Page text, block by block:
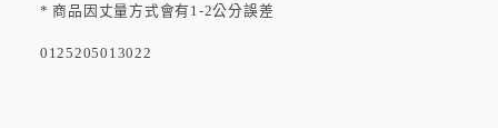
* 商品因丈量方式會有1-2公分誤差
0125205013022